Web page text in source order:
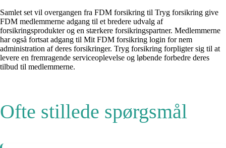
Samlet set vil overgangen fra FDM forsikring til Tryg forsikring give
FDM medlemmerne adgang til et bredere udvalg af
forsikringsprodukter og en stærkere forsikringspartner. Medlemmerne
har også fortsat adgang til Mit FDM forsikring login for nem
administration af deres forsikringer. Tryg forsikring forpligter sig til at
levere en fremragende serviceoplevelse og løbende forbedre deres
tilbud til medlemmerne.
Ofte stillede spørgsmål